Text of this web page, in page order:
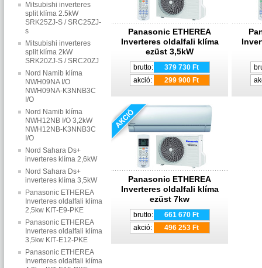
Mitsubishi inverteres
split klíma 2.5kW
SRK25ZJ-S / SRC25ZJ-
s
Mitsubishi inverteres
split klíma 2kW
SRK20ZJ-S / SRC20ZJ
Nord Namib klíma
NWH09NA I/O
NWH09NA-K3NNB3C
I/O
Nord Namib klíma
NWH12NB I/O 3,2kW
NWH12NB-K3NNB3C
I/O
Nord Sahara Ds+
inverteres klíma 2,6kW
Nord Sahara Ds+
inverteres klíma 3,5kW
Panasonic ETHEREA
Inverteres oldalfali klíma
2,5kw KIT‐E9‐PKE
Panasonic ETHEREA
Inverteres oldalfali klíma
3,5kw KIT‐E12‐PKE
Panasonic ETHEREA
Inverteres oldalfali klíma
Panasonic ETHEREA
Inverteres oldalfali klíma
ezüst 3,5kW
brutto:
379 730 Ft
akció:
299 900 Ft
Panasonic ETHEREA
Inverteres oldalfali klíma
ezüst 7kw
brutto:
661 670 Ft
akció:
496 253 Ft